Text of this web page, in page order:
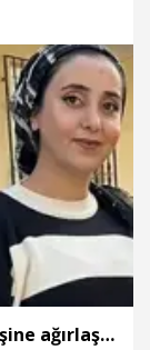
Kapı koluna asılı bulunan Havin’in eşine ağırlaştırılmış müebbet istemi